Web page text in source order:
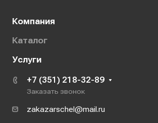
Компания
Каталог
Услуги
+7 (351) 218-32-89
Заказать звонок
zakazarschel@mail.ru